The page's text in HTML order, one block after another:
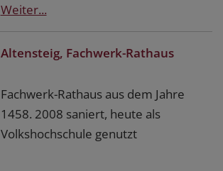
Weiter...
Altensteig, Fachwerk-Rathaus
Fachwerk-Rathaus aus dem Jahre
1458. 2008 saniert, heute als
Volkshochschule genutzt